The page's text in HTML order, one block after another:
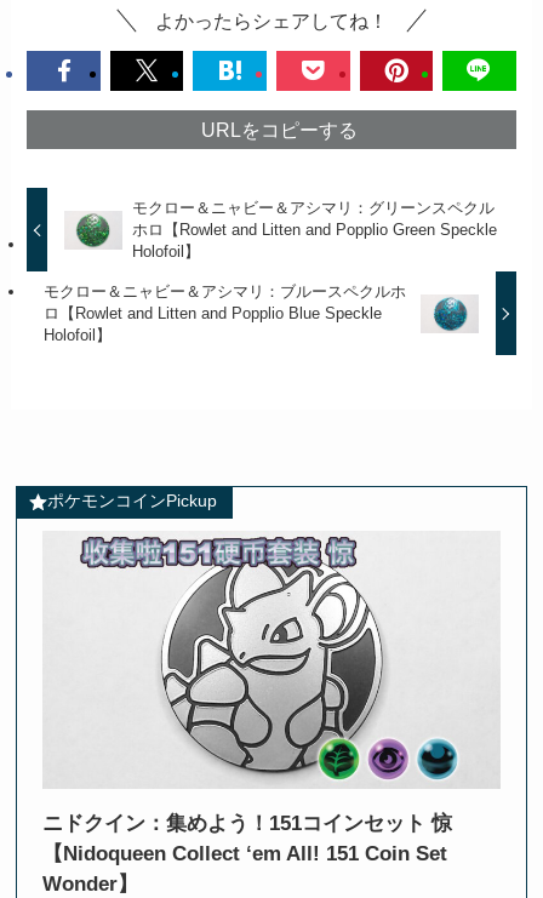
よかったらシェアしてね！
URLをコピーする
モクロー＆ニャビー＆アシマリ：グリーンスペクル
ホロ【Rowlet and Litten and Popplio Green Speckle
Holofoil】
モクロー＆ニャビー＆アシマリ：ブルースペクルホ
ロ【Rowlet and Litten and Popplio Blue Speckle
Holofoil】
ポケモンコインPickup
ニドクイン：集めよう！151コインセット 惊
【Nidoqueen Collect ‘em All! 151 Coin Set
Wonder】